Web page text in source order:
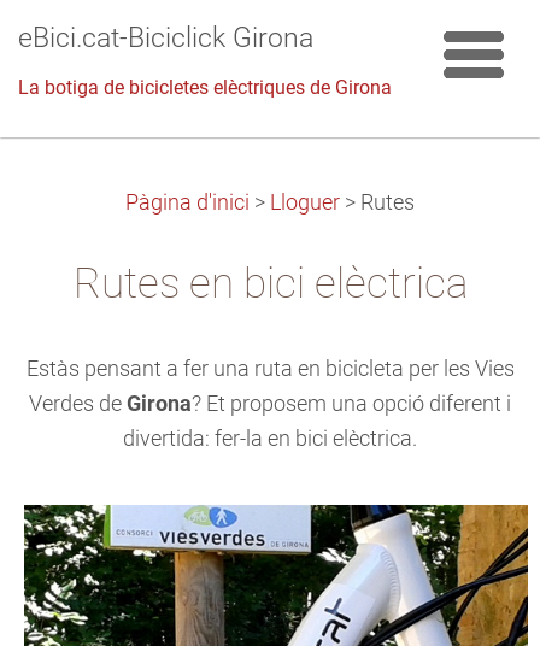
eBici.cat-Biciclick Girona
La botiga de bicicletes elèctriques de Girona
Pàgina d'inici > Lloguer > Rutes
Rutes en bici elèctrica
Estàs pensant a fer una ruta en bicicleta per les Vies
Verdes de Girona? Et proposem una opció diferent i
divertida: fer-la en bici elèctrica.